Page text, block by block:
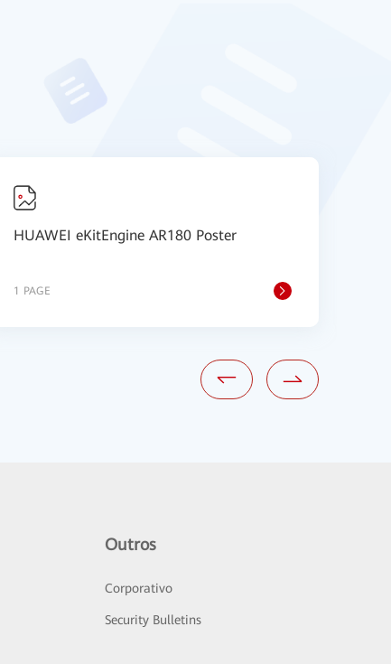
HUAWEI eKitEngine AR180 Poster
1 PAGE
Outros
Corporativo
Security Bulletins